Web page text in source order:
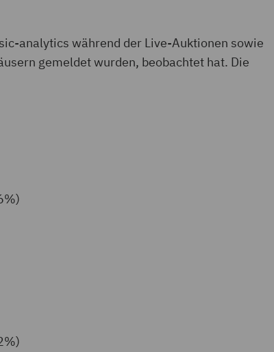
analytics während der Live-Auktionen sowie
gemeldet wurden, beobachtet hat. Die